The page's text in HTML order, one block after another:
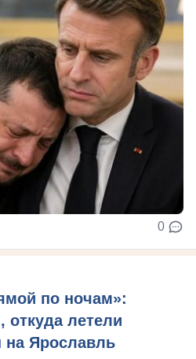
0
по ночам»:
откуда летели
на Ярославль